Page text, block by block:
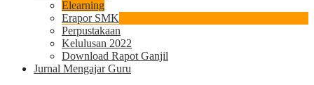
Elearning
Erapor SMK
Perpustakaan
Kelulusan 2022
Download Rapot Ganjil
Jurnal Mengajar Guru